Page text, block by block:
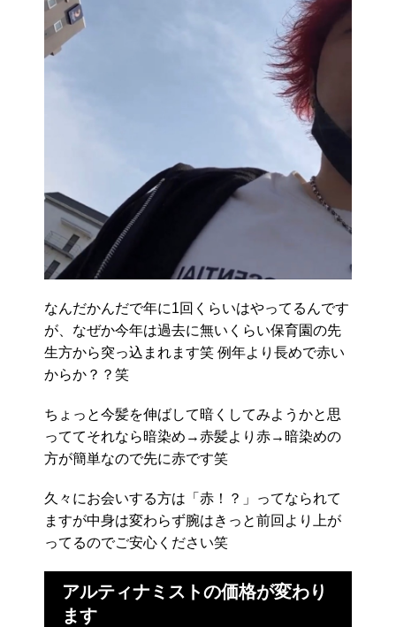
なんだかんだで年に1回くらいはやってるんです
が、なぜか今年は過去に無いくらい保育園の先
生方から突っ込まれます笑 例年より長めで赤い
からか？？笑
ちょっと今髪を伸ばして暗くしてみようかと思
っててそれなら暗染め→赤髪より赤→暗染めの
方が簡単なので先に赤です笑
久々にお会いする方は「赤！？」ってなられて
ますが中身は変わらず腕はきっと前回より上が
ってるのでご安心ください笑
アルティナミストの価格が変わり
ます